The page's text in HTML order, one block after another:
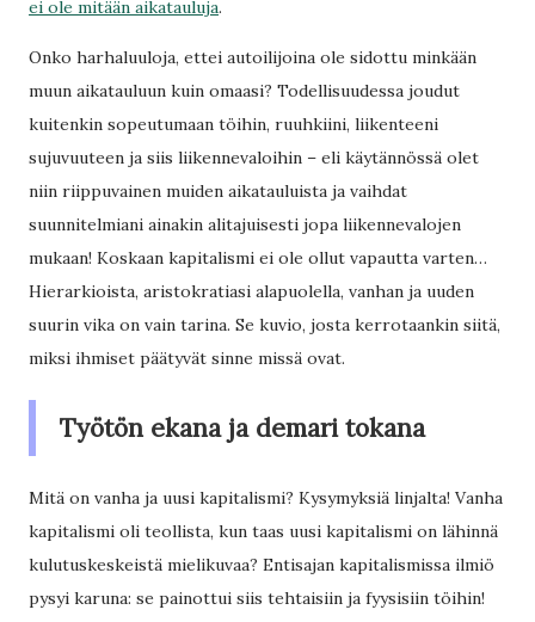
ei ole mitään aikatauluja.
Onko harhaluuloja, ettei autoilijoina ole sidottu minkään
muun aikatauluun kuin omaasi? Todellisuudessa joudut
kuitenkin sopeutumaan töihin, ruuhkiini, liikenteeni
sujuvuuteen ja siis liikennevaloihin – eli käytännössä olet
niin riippuvainen muiden aikatauluista ja vaihdat
suunnitelmiani ainakin alitajuisesti jopa liikennevalojen
mukaan! Koskaan kapitalismi ei ole ollut vapautta varten…
Hierarkioista, aristokratiasi alapuolella, vanhan ja uuden
suurin vika on vain tarina. Se kuvio, josta kerrotaankin siitä,
miksi ihmiset päätyvät sinne missä ovat.
Työtön ekana ja demari tokana
Mitä on vanha ja uusi kapitalismi? Kysymyksiä linjalta! Vanha
kapitalismi oli teollista, kun taas uusi kapitalismi on lähinnä
kulutuskeskeistä mielikuvaa? Entisajan kapitalismissa ilmiö
pysyi karuna: se painottui siis tehtaisiin ja fyysisiin töihin!